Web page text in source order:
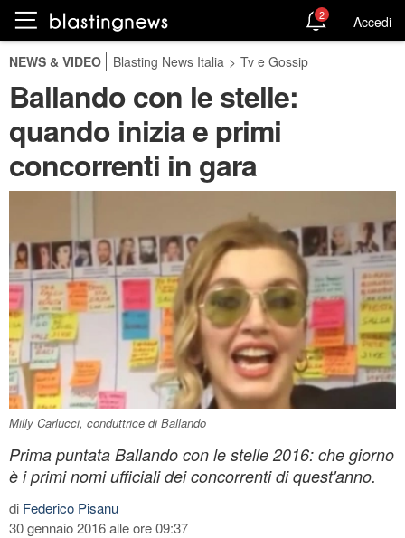
2 Accedi
NEWS & VIDEO Blasting News Italia > Tv e Gossip
Ballando con le stelle:
quando inizia e primi
concorrenti in gara
Milly Carlucci, conduttrice di Ballando
Prima puntata Ballando con le stelle 2016: che giorno
è i primi nomi ufficiali dei concorrenti di quest'anno.
di Federico Pisanu
30 gennaio 2016 alle ore 09:37